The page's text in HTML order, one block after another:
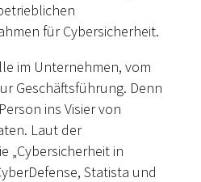
für Cybersicherheit.
im Unternehmen, vom
Geschäftsführung. Denn
ins Visier von
Laut der
„Cybersicherheit in
Statista und